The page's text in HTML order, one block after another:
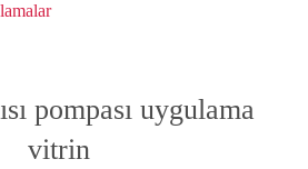
pompası uygulama
vitrin